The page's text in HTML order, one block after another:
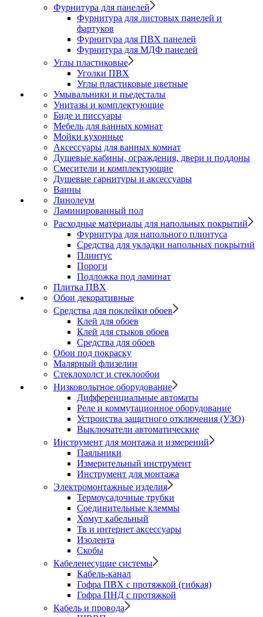
Фурнитура для панелей
Фурнитура для листовых панелей и
фартуков
Фурнитура для ПВХ панелей
Фурнитура для МДФ панелей
Углы пластиковые
Уголки ПВХ
Углы пластиковые цветные
Умывальники и пьедесталы
Унитазы и комплектующие
Биде и писсуары
Мебель для ванных комнат
Мойки кухонные
Аксессуары для ванных комнат
Душевые кабины, ограждения, двери и поддоны
Смесители и комплектующие
Душевые гарнитуры и аксессуары
Ванны
Линолеум
Ламинированный пол
Расходные материалы для напольных покрытий
Фурнитура для напольного плинтуса
Средства для укладки напольных покрытий
Плинтус
Пороги
Подложка под ламинат
Плитка ПВХ
Обои декоративные
Средства для поклейки обоев
Клей для обоев
Клей для стыков обоев
Средства для обоев
Обои под покраску
Малярный флизелин
Стеклохолст и стеклообои
Низковольтное оборудование
Дифференциальные автоматы
Реле и коммутационное оборудование
Устроиства защитного отключения (УЗО)
Выключатели автоматические
Инструмент для монтажа и измерений
Паяльники
Измерительный инструмент
Инструмент для монтажа
Электромонтажные изделия
Термоусадочные трубки
Соединительные клеммы
Хомут кабельный
Тв и интернет аксессуары
Изолента
Скобы
Кабеленесущие системы
Кабель-канал
Гофра ПВХ с протяжкой (гибкая)
Гофра ПНД с протяжкой
Кабель и провода